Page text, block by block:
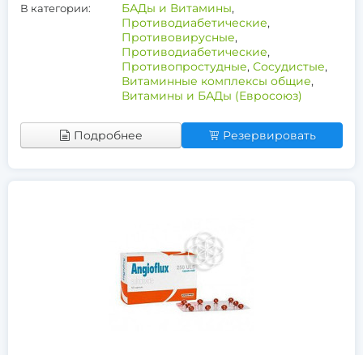
В категории: БАДы и Витамины,
Противодиабетические,
Противовирусные,
Противодиабетические,
Противопростудные, Сосудистые,
Витаминные комплексы общие,
Витамины и БАДы (Евросоюз)
Подробнее Резервировать